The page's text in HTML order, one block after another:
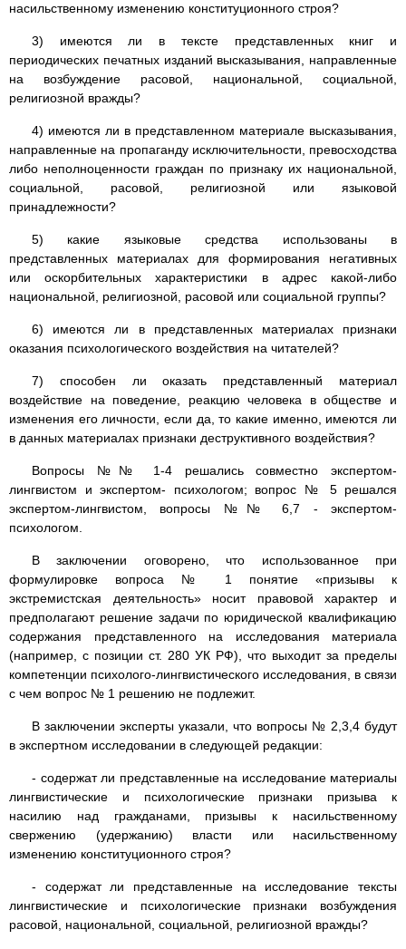
насильственному изменению конституционного строя?
3) имеются ли в тексте представленных книг и
периодических печатных изданий высказывания, направленные
на возбуждение расовой, национальной, социальной,
религиозной вражды?
4) имеются ли в представленном материале высказывания,
направленные на пропаганду исключительности, превосходства
либо неполноценности граждан по признаку их национальной,
социальной, расовой, религиозной или языковой
принадлежности?
5) какие языковые средства использованы в
представленных материалах для формирования негативных
или оскорбительных характеристики в адрес какой-либо
национальной, религиозной, расовой или социальной группы?
6) имеются ли в представленных материалах признаки
оказания психологического воздействия на читателей?
7) способен ли оказать представленный материал
воздействие на поведение, реакцию человека в обществе и
изменения его личности, если да, то какие именно, имеются ли
в данных материалах признаки деструктивного воздействия?
Вопросы №№ 1-4 решались совместно экспертом-
лингвистом и экспертом- психологом; вопрос № 5 решался
экспертом-лингвистом, вопросы №№ 6,7 - экспертом-
психологом.
В заключении оговорено, что использованное при
формулировке вопроса № 1 понятие «призывы к
экстремистская деятельность» носит правовой характер и
предполагают решение задачи по юридической квалификацию
содержания представленного на исследования материала
(например, с позиции ст. 280 УК РФ), что выходит за пределы
компетенции психолого-лингвистического исследования, в связи
с чем вопрос № 1 решению не подлежит.
В заключении эксперты указали, что вопросы № 2,3,4 будут
в экспертном исследовании в следующей редакции:
- содержат ли представленные на исследование материалы
лингвистические и психологические признаки призыва к
насилию над гражданами, призывы к насильственному
свержению (удержанию) власти или насильственному
изменению конституционного строя?
- содержат ли представленные на исследование тексты
лингвистические и психологические признаки возбуждения
расовой, национальной, социальной, религиозной вражды?